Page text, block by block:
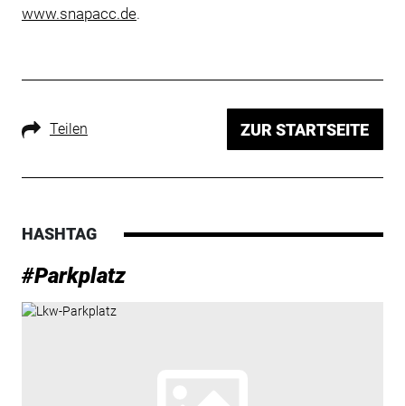
www.snapacc.de.
Teilen ZUR STARTSEITE
HASHTAG
#Parkplatz